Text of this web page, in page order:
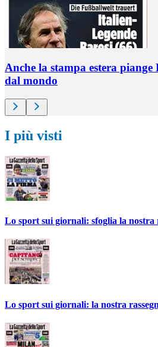
Anche la stampa estera piange
dal mondo
I più visti
Lo sport sui giornali: sfoglia la nostra
Lo sport sui giornali: la nostra